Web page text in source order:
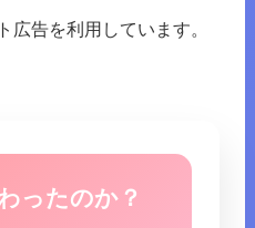
告を利用しています。
ったのか？